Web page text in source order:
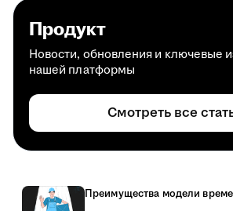
Продукт
Новости, обновления и ключевые
нашей платформы
Смотреть все
Преимущества модели